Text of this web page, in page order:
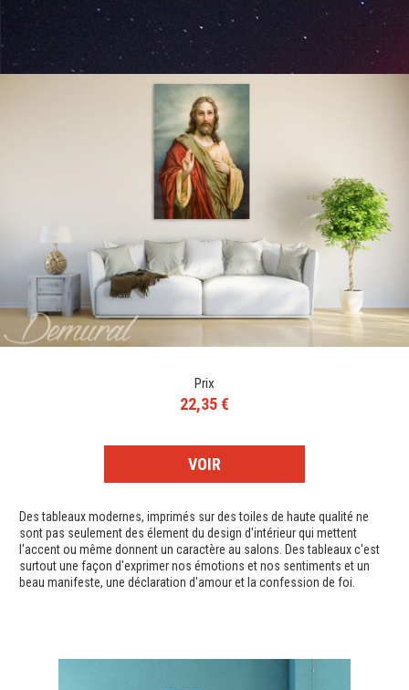
Prix
22,35 €
VOIR
Des tableaux modernes, imprimés sur des toiles de haute qualité ne
sont pas seulement des élement du design d'intérieur qui mettent
l'accent ou même donnent un caractère au salons. Des tableaux c'est
surtout une façon d'exprimer nos émotions et nos sentiments et un
beau manifeste, une déclaration d'amour et la confession de foi.